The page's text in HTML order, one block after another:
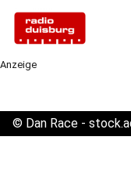
Anzeige
© Dan Race -